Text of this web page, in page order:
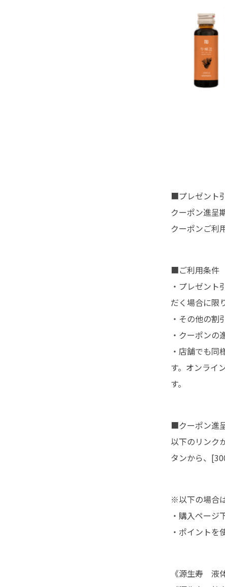
■プレゼント
クーポン進呈
クーポンご利
■ご利用条件
・プレゼン
だく場合に限
・その他の割
・クーポンの
・店舗でも同
す。オンライ
す。
■クーポン進
以下のリンク
タンから、
※以下の場合
・購入ペー
・ポイントを
《源生寿 液